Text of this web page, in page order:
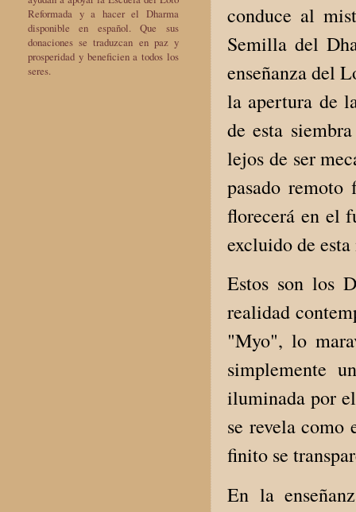
conduce al
Semilla del
enseñanza del
la apertura de
de esta
lejos de ser
pasado
florecerá en el
excluido de
Estos son los
realidad
"Myo", lo
simplemente
iluminada por
se revela
finito se
En la
Reformada y a hacer el Dharma
disponible en español. Que sus
donaciones se traduzcan en paz y
prosperidad y beneficien a todos los
seres.